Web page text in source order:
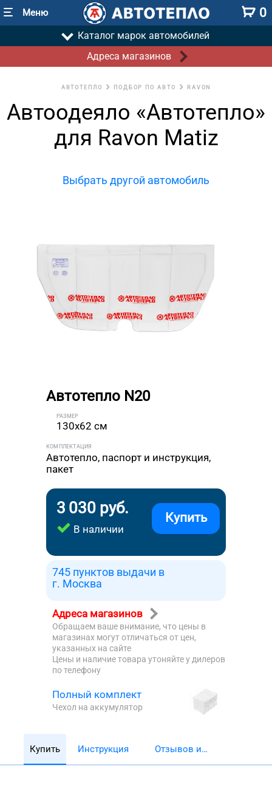
Меню 0
Каталог марок автомобилей
Адреса магазинов
АВТОТЕПЛО ПОДБОР ПО АВТО RAVON
Автоодеяло «Автотепло»
для Ravon Matiz
Выбрать другой автомобиль
Автотепло N20
РАЗМЕР
130x62 см
КОМПЛЕКТАЦИЯ
Автотепло, паспорт и инструкция,
пакет
3 030 руб.
В наличии
Купить
745 пунктов выдачи в
г. Москва
Адреса магазинов
Обращаем ваше внимание, что цены в
магазинах могут отличаться от цен,
указанных на сайте
Цены и наличие товара утоняйте у дилеров
по телефону
Полный комплект
Чехол на аккумулятор
Купить Инструкция
Отзывов и